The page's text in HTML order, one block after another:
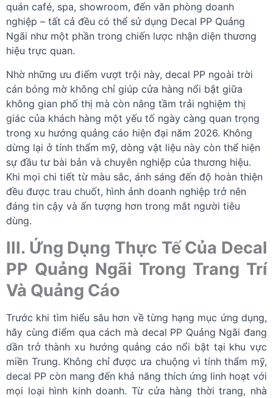
quán café, spa, showroom, đến văn phòng doanh
nghiệp – tất cả đều có thể sử dụng Decal PP Quảng
Ngãi như một phần trong chiến lược nhận diện thương
hiệu trực quan.
Nhờ những ưu điểm vượt trội này, decal PP ngoài trời
cán bóng mờ không chỉ giúp cửa hàng nổi bật giữa
không gian phố thị mà còn nâng tầm trải nghiệm thị
giác của khách hàng một yếu tố ngày càng quan trọng
trong xu hướng quảng cáo hiện đại năm 2026. Không
dừng lại ở tính thẩm mỹ, dòng vật liệu này còn thể hiện
sự đầu tư bài bản và chuyên nghiệp của thương hiệu.
Khi mọi chi tiết từ màu sắc, ánh sáng đến độ hoàn thiện
đều được trau chuốt, hình ảnh doanh nghiệp trở nên
đáng tin cậy và ấn tượng hơn trong mắt người tiêu
dùng.
III. Ứng Dụng Thực Tế Của Decal
PP Quảng Ngãi Trong Trang Trí
Và Quảng Cáo
Trước khi tìm hiểu sâu hơn về từng hạng mục ứng dụng,
hãy cùng điểm qua cách mà decal PP Quảng Ngãi đang
dần trở thành xu hướng quảng cáo nổi bật tại khu vực
miền Trung. Không chỉ được ưa chuộng vì tính thẩm mỹ,
decal PP còn mang đến khả năng thích ứng linh hoạt với
mọi loại hình kinh doanh. Từ cửa hàng thời trang, nhà